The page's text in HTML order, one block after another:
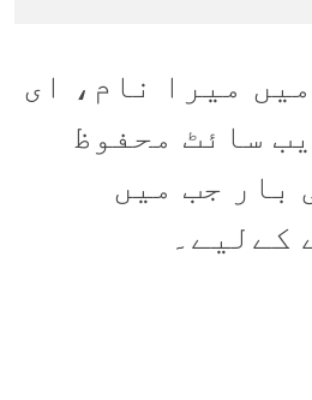
میرا نام، ای
سائٹ محفوظ
بار جب میں
کےلیے۔